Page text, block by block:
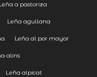
a pastoriza
Leña agullana
Leña al por mayor
alins
Leña alpicat